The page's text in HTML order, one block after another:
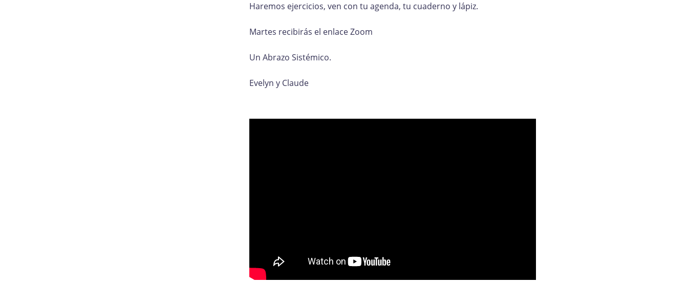
Haremos ejercicios, ven con tu agenda, tu cuaderno y lápiz.
Martes recibirás el enlace Zoom
Un Abrazo Sistémico.
Evelyn y Claude